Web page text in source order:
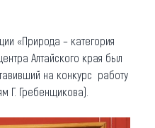
«Природа – категория
Алтайского края был
на конкурс работу
Г. Гребенщикова).